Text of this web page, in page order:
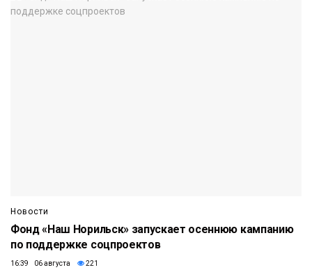
Новости
Фонд «Наш Норильск» запускает осеннюю кампанию
по поддержке соцпроектов
16:39 06 августа 221